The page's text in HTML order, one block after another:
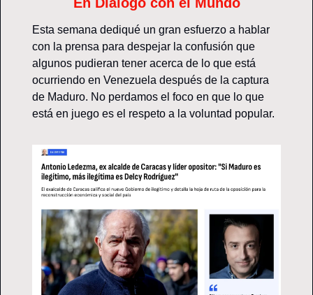
Esta semana dediqué un gran esfuerzo a hablar
con la prensa para despejar la confusión que
algunos pudieran tener acerca de lo que está
ocurriendo en Venezuela después de la captura
de Maduro. No perdamos el foco en que lo que
está en juego es el respeto a la voluntad popular.